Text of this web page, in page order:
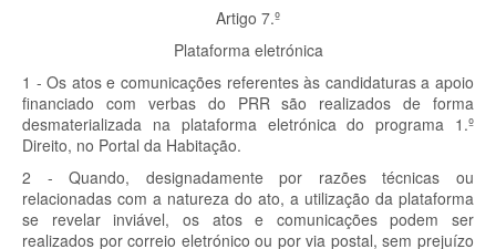
Artigo 7.º
Plataforma eletrónica
1 - Os atos e comunicações referentes às candidaturas a apoio
financiado com verbas do PRR são realizados de forma
desmaterializada na plataforma eletrónica do programa 1.º
Direito, no Portal da Habitação.
2 - Quando, designadamente por razões técnicas ou
relacionadas com a natureza do ato, a utilização da plataforma
se revelar inviável, os atos e comunicações podem ser
realizados por correio eletrónico ou por via postal, sem prejuízo